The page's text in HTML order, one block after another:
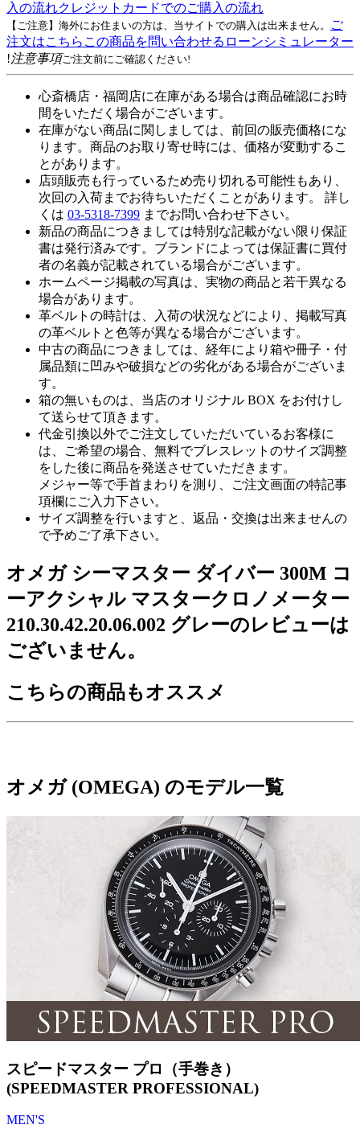
入の流れクレジットカードでのご購入の流れ
【ご注意】海外にお住まいの方は、当サイトでの購入は出来ません。
ご
注文はこちら この商品を問い合わせる ローンシミュレーター
!注意事項ご注文前にご確認ください!
心斎橋店・福岡店に在庫がある場合は商品確認にお時
間をいただく場合がございます。
在庫がない商品に関しましては、前回の販売価格にな
ります。商品のお取り寄せ時には、価格が変動するこ
とがあります。
店頭販売も行っているため売り切れる可能性もあり、
次回の入荷までお待ちいただくことがあります。 詳し
くは 03-5318-7399 までお問い合わせ下さい。
新品の商品につきましては特別な記載がない限り保証
書は発行済みです。ブランドによっては保証書に買付
者の名義が記載されている場合がございます。
ホームページ掲載の写真は、実物の商品と若干異なる
場合があります。
革ベルトの時計は、入荷の状況などにより、掲載写真
の革ベルトと色等が異なる場合がございます。
中古の商品につきましては、経年により箱や冊子・付
属品類に凹みや破損などの劣化がある場合がございま
す。
箱の無いものは、当店のオリジナル BOX をお付けし
て送らせて頂きます。
代金引換以外でご注文していただいているお客様に
は、ご希望の場合、無料でブレスレットのサイズ調整
をした後に商品を発送させていただきます。
メジャー等で手首まわりを測り、ご注文画面の特記事
項欄にご入力下さい。
サイズ調整を行いますと、返品・交換は出来ませんの
で予めご了承下さい。
オメガ シーマスター ダイバー 300M コ
ーアクシャル マスタークロノメーター
210.30.42.20.06.002 グレーのレビューは
ございません。
こちらの商品もオススメ
オメガ (OMEGA) のモデル一覧
スピードマスター プロ（手巻き）
(SPEEDMASTER PROFESSIONAL)
MEN'S